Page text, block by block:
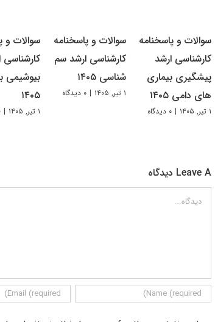
سوالات و پاسخنامه
کارشناسی ارشد
پیشگیری بیماری
های دامی ۱۴۰۵
۱ تیر, ۱۴۰۵ | ۰ دیدگاه
سوالات و پاسخنامه
کارشناسی ارشد سم
شناسی ۱۴۰۵
۱ تیر, ۱۴۰۵ | ۰ دیدگاه
سوالات و
کارشناسی
بیوشیمی
۱۴۰۵
۱ تیر, ۱۴۰۵ | ۰
Leave A دیدگاه
دیدگاه